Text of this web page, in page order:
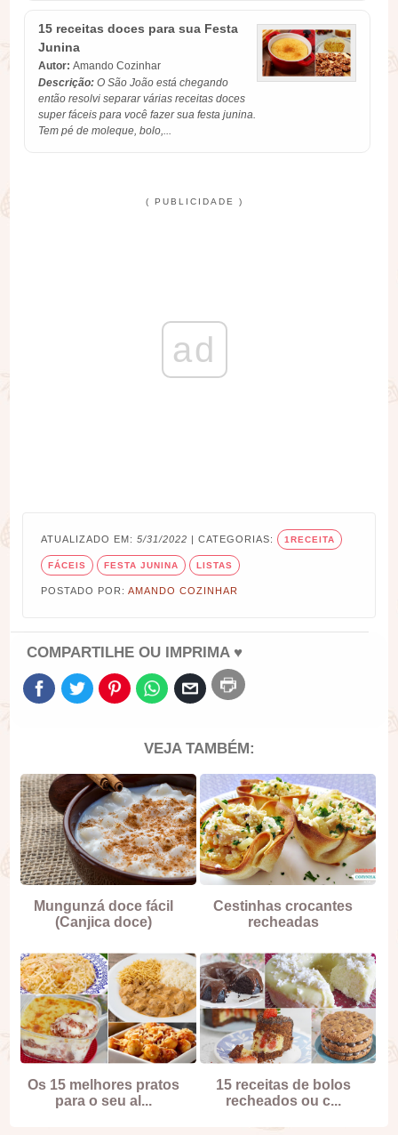
15 receitas doces para sua Festa
Junina
Autor:Amando Cozinhar
Descrição:O São João está chegando
então resolvi separar várias receitas doces
super fáceis para você fazer sua festa junina.
Tem pé de moleque, bolo,...
( PUBLICIDADE )
ad
ATUALIZADO EM:5/31/2022 | CATEGORIAS: 1RECEITA
FÁCEIS FESTA JUNINA LISTAS
POSTADO POR:AMANDO COZINHAR
COMPARTILHE OU IMPRIMA ♥
VEJA TAMBÉM:
Mungunzá doce fácil
(Canjica doce)
Cestinhas crocantes
recheadas
Os 15 melhores pratos
para o seu al...
15 receitas de bolos
recheados ou c...